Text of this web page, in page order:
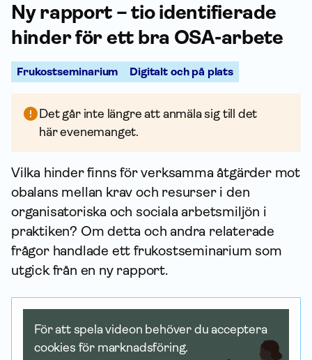
Ny rapport – tio identifierade
hinder för ett bra OSA-arbete
Frukostseminarium Digitalt och på plats
Det går inte längre att anmäla sig till det
här evenemanget.
Vilka hinder finns för verksamma åtgärder mot
obalans mellan krav och resurser i den
organisatoriska och sociala arbetsmiljön i
praktiken? Om detta och andra relaterade
frågor handlade ett frukostseminarium som
utgick från en ny rapport.
För att spela videon behöver du acceptera
cookies för marknadsföring.